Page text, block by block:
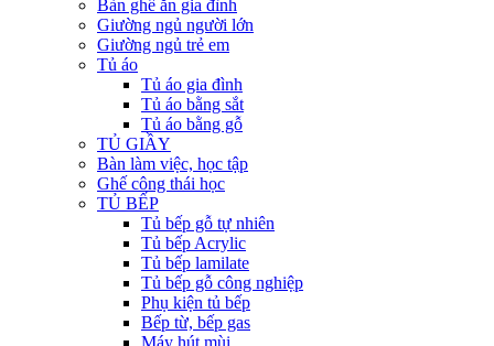
Bàn ghế ăn gia đình
Giường ngủ người lớn
Giường ngủ trẻ em
Tủ áo
Tủ áo gia đình
Tủ áo bằng sắt
Tủ áo bằng gỗ
TỦ GIẦY
Bàn làm việc, học tập
Ghế công thái học
TỦ BẾP
Tủ bếp gỗ tự nhiên
Tủ bếp Acrylic
Tủ bếp lamilate
Tủ bếp gỗ công nghiệp
Phụ kiện tủ bếp
Bếp từ, bếp gas